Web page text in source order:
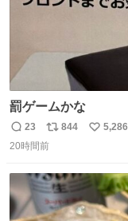
罰ゲームかな
返
信
23
リ
ポ
ト
数
844
い
数
5,286
20時間前